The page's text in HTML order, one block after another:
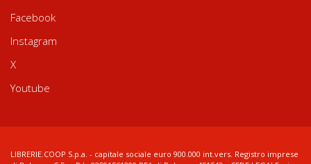
Facebook
Instagram
X
Youtube
LIBRERIE.COOP S.p.a. - capitale sociale euro 900.000 int.vers. Registro imprese